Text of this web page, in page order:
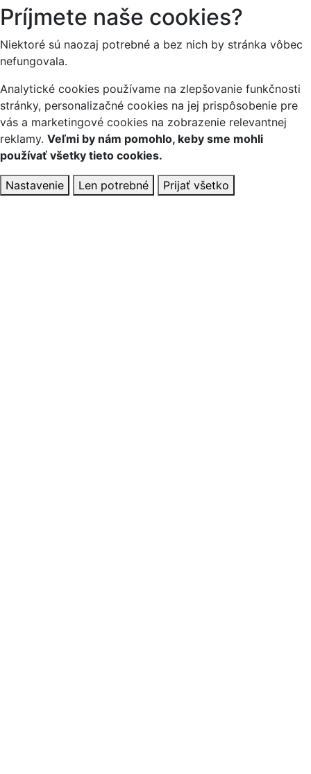
Príjmete naše cookies?
Niektoré sú naozaj potrebné a bez nich by stránka vôbec
nefungovala.
Analytické cookies používame na zlepšovanie funkčnosti
stránky, personalizačné cookies na jej prispôsobenie pre
vás a marketingové cookies na zobrazenie relevantnej
reklamy. Veľmi by nám pomohlo, keby sme mohli
používať všetky tieto cookies.
Nastavenie Len potrebné Prijať všetko